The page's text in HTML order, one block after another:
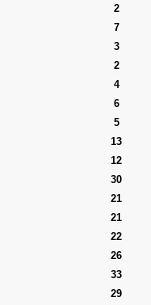
2
7
3
2
4
6
5
13
12
30
21
21
22
26
33
29